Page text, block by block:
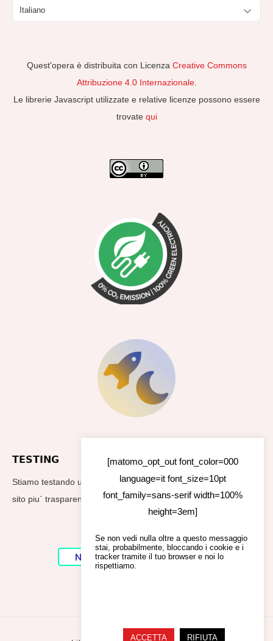
Scegli
una
Quest'opera è distribuita con Licenza Creative Commons
Attribuzione 4.0 Internazionale.
Le librerie Javascript utilizzate e relative licenze possono essere
trovate qui
TESTING
Stiamo testando un nuovo footer per rendere i dati utilizzati dal
sito piu` trasparenti
No Result Website Carbon
[matomo_opt_out font_color=000
language=it font_size=10pt
font_family=sans-serif width=100%
height=3em]
Se non vedi nulla oltre a questo messaggio
stai, probabilmente, bloccando i cookie e i
tracker tramite il tuo browser e noi lo
rispettiamo.
ACCETTA RIFIUTA